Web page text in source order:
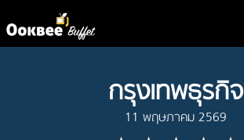
กรุงเทพธุรกิจ
11 พฤษภาคม 2569